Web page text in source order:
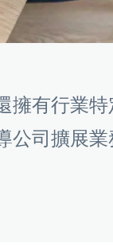
擁有行業
公司擴展